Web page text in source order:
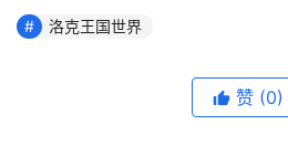
洛克王国世界
赞 (0)